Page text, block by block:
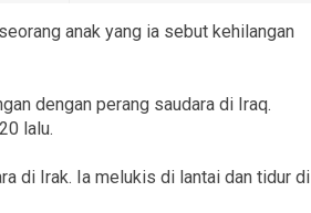
anak yang ia sebut kehilangan
dengan perang saudara di Iraq.
lalu.
di Irak. Ia melukis di lantai dan tidur di